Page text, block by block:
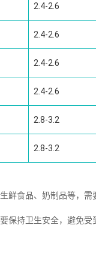
2.4-2.6
2.4-2.6
2.4-2.6
2.4-2.6
2.8-3.2
2.8-3.2
鲜食品、奶制品等，
保持卫生安全，避免